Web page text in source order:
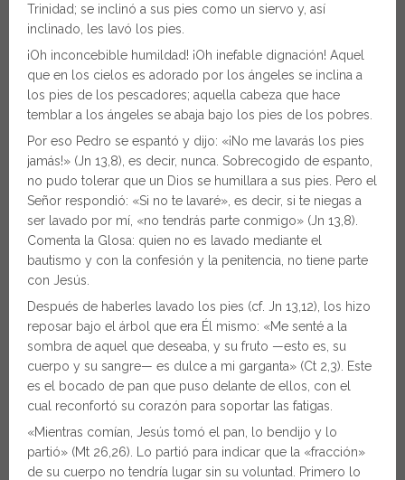
Trinidad; se inclinó a sus pies como un siervo y, así
inclinado, les lavó los pies.
¡Oh inconcebible humildad! ¡Oh inefable dignación! Aquel
que en los cielos es adorado por los ángeles se inclina a
los pies de los pescadores; aquella cabeza que hace
temblar a los ángeles se abaja bajo los pies de los pobres.
Por eso Pedro se espantó y dijo: «¡No me lavarás los pies
jamás!» (Jn 13,8), es decir, nunca. Sobrecogido de espanto,
no pudo tolerar que un Dios se humillara a sus pies. Pero el
Señor respondió: «Si no te lavaré», es decir, si te niegas a
ser lavado por mí, «no tendrás parte conmigo» (Jn 13,8).
Comenta la Glosa: quien no es lavado mediante el
bautismo y con la confesión y la penitencia, no tiene parte
con Jesús.
Después de haberles lavado los pies (cf. Jn 13,12), los hizo
reposar bajo el árbol que era Él mismo: «Me senté a la
sombra de aquel que deseaba, y su fruto —esto es, su
cuerpo y su sangre— es dulce a mi garganta» (Ct 2,3). Este
es el bocado de pan que puso delante de ellos, con el
cual reconfortó su corazón para soportar las fatigas.
«Mientras comían, Jesús tomó el pan, lo bendijo y lo
partió» (Mt 26,26). Lo partió para indicar que la «fracción»
de su cuerpo no tendría lugar sin su voluntad. Primero lo